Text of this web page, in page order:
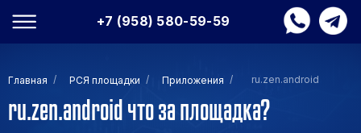
+7 (958) 580-59-59
Главная / РСЯ площадки / Приложения / ru.zen.android
ru.zen.android что за площадка?